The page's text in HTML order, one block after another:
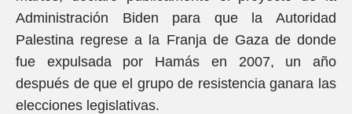
Administración Biden para que la Autoridad
Palestina regrese a la Franja de Gaza de donde
fue expulsada por Hamás en 2007, un año
después de que el grupo de resistencia ganara las
elecciones legislativas.